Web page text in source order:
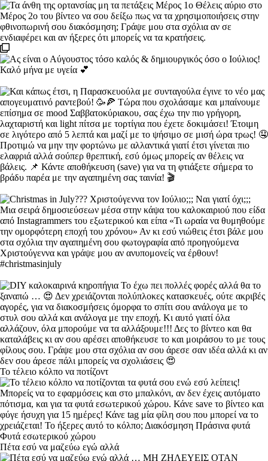
Το τέλειο κόλπο να ποτίζοντ
Πέτα εσύ να μαζεύω εγώ αλλά